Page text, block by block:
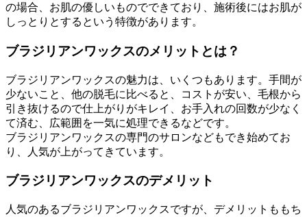
の場合、お肌の優しいものでできており、施術後にはお肌が
しっとりとするという特徴があります。
ブラジリアンワックスのメリットとは？
ブラジリアンワックスの魅力は、いくつもあります。手間が
少ないこと、他の脱毛に比べると、コストが安い、毛根から
引き抜けるので仕上がりがキレイ、お手入れの回数が少なく
て済む、広範囲を一気に処理できるなどです。
ブラジリアンワックスの専門のサロンなどもでき始めてお
り、人気が上がってきています。
ブラジリアンワックスのデメリット
人気のあるブラジリアンワックスですが、デメリットももち